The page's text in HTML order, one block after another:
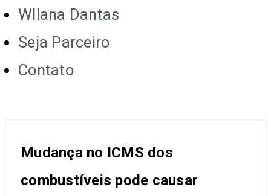
Wllana Dantas
Seja Parceiro
Contato
Mudança no ICMS dos
combustíveis pode causar